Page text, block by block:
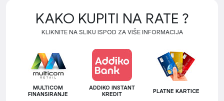
KAKO KUPITI NA RATE ?
KLIKNITE NA SLIKU ISPOD ZA VIŠE INFORMACIJA
MULTICOM
FINANSIRANJE
ADDIKO INSTANT
KREDIT
PLATNE KARTICE